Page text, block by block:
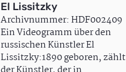
El Lissitzky
Archivnummer: HDF002409
Ein Videogramm über den
russischen Künstler El
Lissitzky:1890 geboren, zählt